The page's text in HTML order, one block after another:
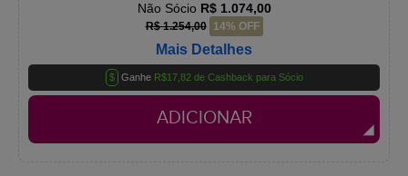
Não Sócio R$ 1.074,00
R$ 1.254,00 14% OFF
Mais Detalhes
$ Ganhe R$17,82 de Cashback para Sócio
ADICIONAR